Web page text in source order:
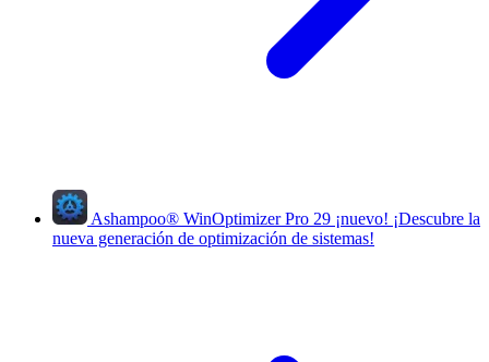
Ashampoo® WinOptimizer Pro 29 ¡nuevo! ¡Descubre la
nueva generación de optimización de sistemas!